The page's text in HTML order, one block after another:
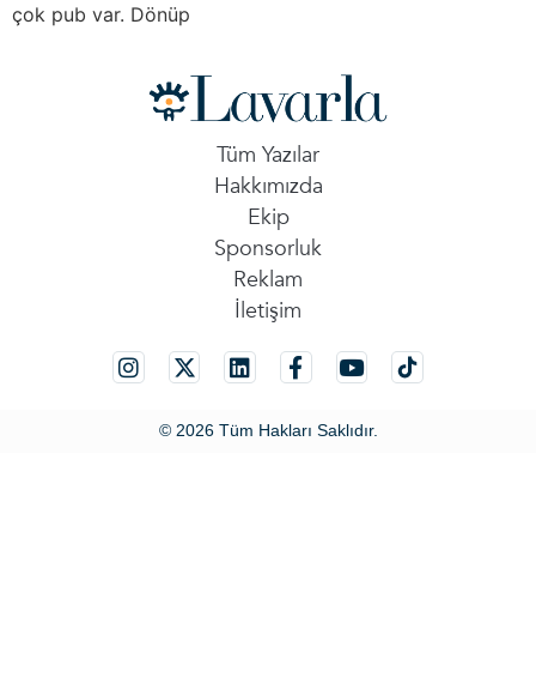
çok pub var. Dönüp
Tüm Yazılar
Hakkımızda
Ekip
Sponsorluk
Reklam
İletişim
© 2026 Tüm Hakları Saklıdır.